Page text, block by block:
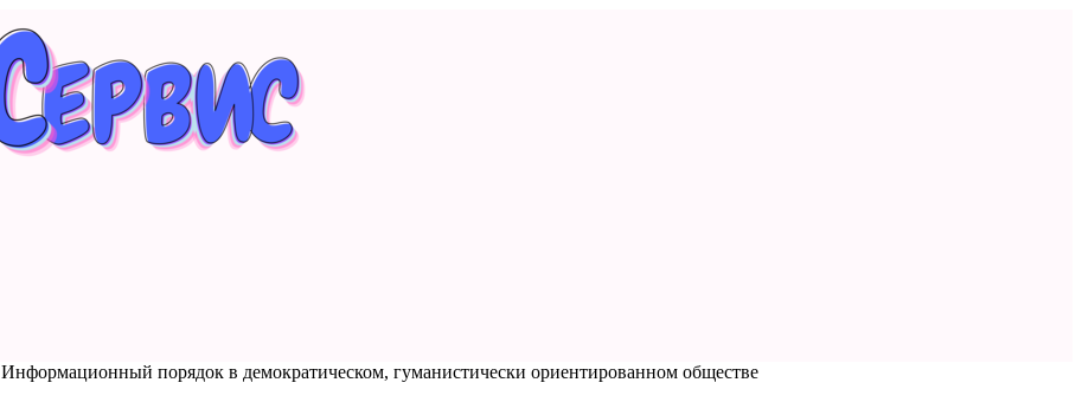
Информационный порядок в демократическом, гуманистически ориентированном обществе